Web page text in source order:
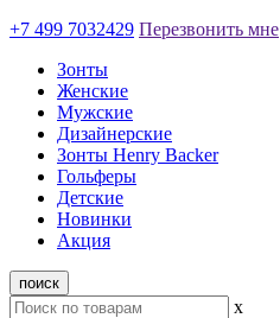
+7 499 7032429 Перезвонить мне
Зонты
Женские
Мужские
Дизайнерские
Зонты Henry Backer
Гольферы
Детские
Новинки
Акция
поиск
x